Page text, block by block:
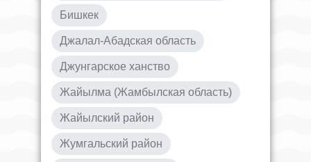
Бишкек
Джалал-Абадская область
Джунгарское ханство
Жайылма (Жамбылская область)
Жайылский район
Жумгальский район